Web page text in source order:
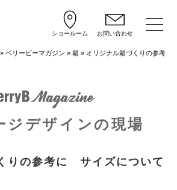
ショールーム お問い合わせ
» ベリービーマガジン » 箱» オリジナル箱づくりの参考
ジデザインの現場
りの参考に サイズについて